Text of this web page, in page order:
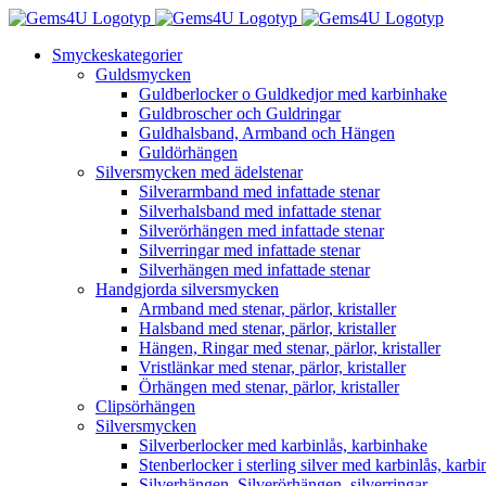
Fortsätt
innehålletSmyckeskategorier
Guldsmycken
Guldberlocker o Guldkedjor med karbinhake
Guldbroscher och Guldringar
Guldhalsband, Armband och Hängen
Guldörhängen
Silversmycken med ädelstenar
Silverarmband med infattade stenar
Silverhalsband med infattade stenar
Silverörhängen med infattade stenar
Silverringar med infattade stenar
Silverhängen med infattade stenar
Handgjorda silversmycken
Armband med stenar, pärlor, kristaller
Halsband med stenar, pärlor, kristaller
Hängen, Ringar med stenar, pärlor, kristaller
Vristlänkar med stenar, pärlor, kristaller
Örhängen med stenar, pärlor, kristaller
Clipsörhängen
Silversmycken
Silverberlocker med karbinlås, karbinhake
Stenberlocker i sterling silver med karbinlås,